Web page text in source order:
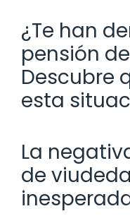
¿Te han
pensión
Descubre
esta
La
de